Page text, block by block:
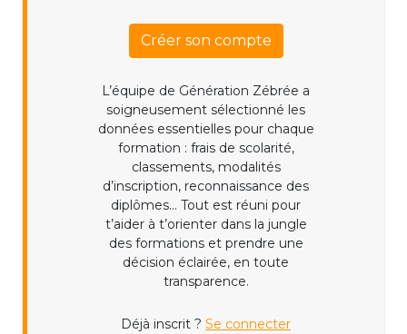
Créer son compte
L’équipe de Génération Zébrée a
soigneusement sélectionné les
données essentielles pour chaque
formation : frais de scolarité,
classements, modalités
d’inscription, reconnaissance des
diplômes... Tout est réuni pour
t’aider à t’orienter dans la jungle
des formations et prendre une
décision éclairée, en toute
transparence.
Déjà inscrit ? Se connecter